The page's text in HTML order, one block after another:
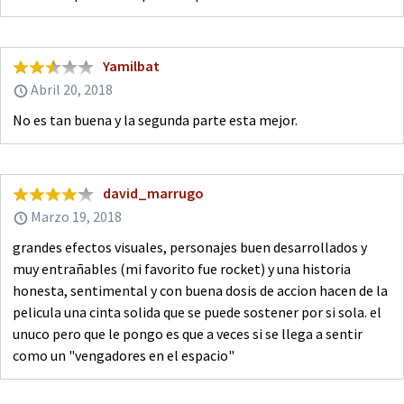
Yamilbat
Abril 20, 2018
No es tan buena y la segunda parte esta mejor.
david_marrugo
Marzo 19, 2018
grandes efectos visuales, personajes buen desarrollados y
muy entrañables (mi favorito fue rocket) y una historia
honesta, sentimental y con buena dosis de accion hacen de la
pelicula una cinta solida que se puede sostener por si sola. el
unuco pero que le pongo es que a veces si se llega a sentir
como un "vengadores en el espacio"